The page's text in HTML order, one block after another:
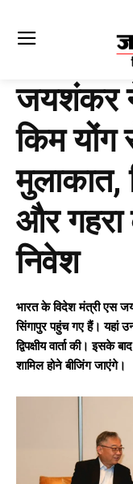
जयशंकर ने
किम योंग
मुलाकात,
और गहरा
निवेश
भारत के विदेश मंत्री एस
सिंगापुर पहुंच गए हैं। यहां
द्विपक्षीय वार्ता की।
शामिल होने बीजिंग जाएंगे।